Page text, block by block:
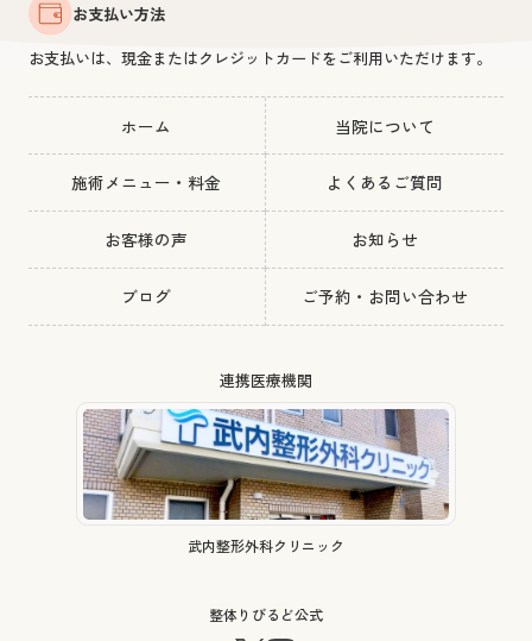
お支払い方法
お支払いは、現金またはクレジットカードをご利用いただけます。
ホーム 当院について
施術メニュー・料金 よくあるご質問
お客様の声 お知らせ
ブログ ご予約・お問い合わせ
連携医療機関
武内整形外科クリニック
整体りびるど公式